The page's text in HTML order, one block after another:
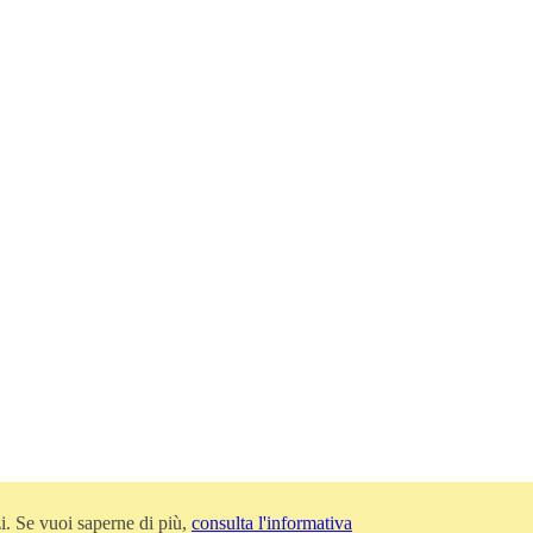
Se vuoi saperne di più, consulta l'informativa